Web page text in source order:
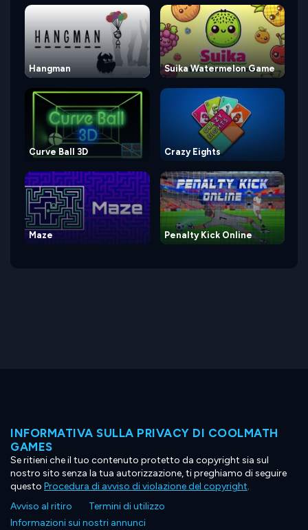
Hangman Suika Watermelon Game
Curve Ball 3D Crazy Eights
Maze Penalty Kick Online
INFORMATIVA SULLA PRIVACY DI COOLMATH
GAMES
Se ritieni che il tuo contenuto protetto da copyright sia sul
nostro sito senza la tua autorizzazione, ti preghiamo di seguire
questo Procedura di avviso di violazione del copyright.
Avviso al ritiro
Termini di utilizzo
Informazioni sui nostri annunci